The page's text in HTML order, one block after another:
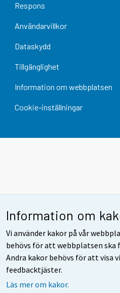
Information om
Vi använder kakor på vår
behövs för att webbplatsen ska
Andra kakor behövs för att visa
feedbacktjäster.
Läs mer om kakor.
Respons
Användarvillkor
Dataskydd
Tillgänglighet
Information om webbplatsen
Cookie-inställningar